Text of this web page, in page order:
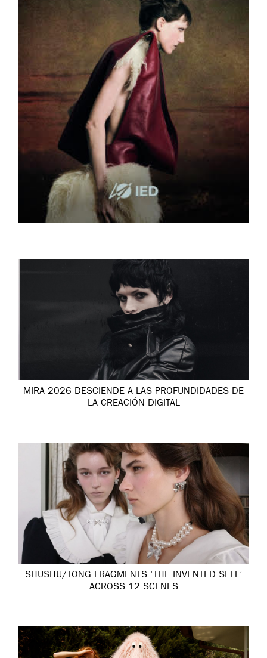
MIRA 2026 DESCIENDE A LAS PROFUNDIDADES DE
LA CREACIÓN DIGITAL
SHUSHU/TONG FRAGMENTS ‘THE INVENTED SELF’
ACROSS 12 SCENES